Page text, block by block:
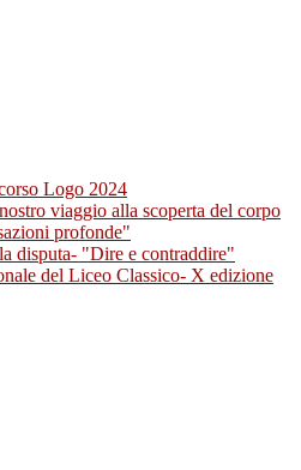
Logo 2024
viaggio alla scoperta del corpo
profonde"
disputa- "Dire e contraddire"
del Liceo Classico- X edizione